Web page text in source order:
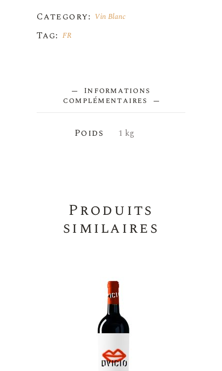
Category: Vin Blanc
Tag: FR
Informations
complémentaires
Poids 1 kg
Produits
similaires